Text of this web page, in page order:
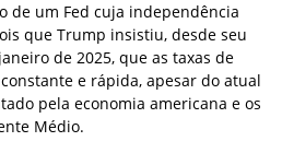
de um Fed cuja independência
que Trump insistiu, desde seu
de 2025, que as taxas de
e rápida, apesar do atual
pela economia americana e os
Médio.